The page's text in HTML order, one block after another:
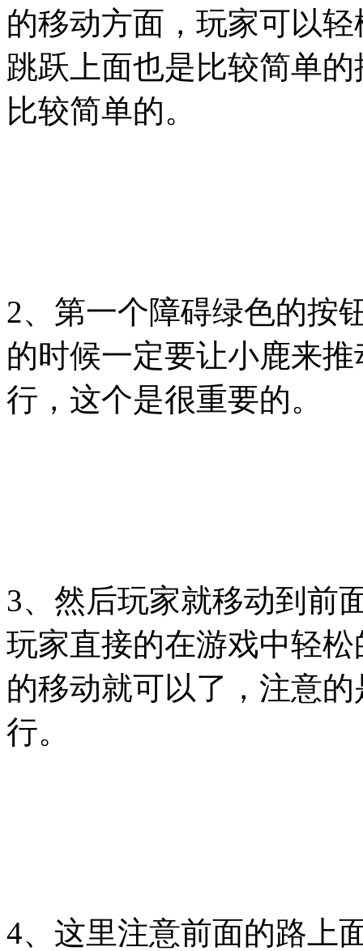
的移动方面，玩家可以
跳跃上面也是比较简单
比较简单的。
2、第一个障碍绿色的按
的时候一定要让小鹿来
行，这个是很重要的。
3、然后玩家就移动到前
玩家直接的在游戏中轻
的移动就可以了，注意
行。
4、这里注意前面的路上